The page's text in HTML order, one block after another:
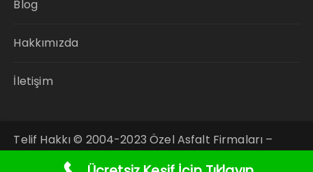
Blog
Hakkımızda
İletişim
Telif Hakkı © 2004-2023 Özel Asfalt Firmaları –